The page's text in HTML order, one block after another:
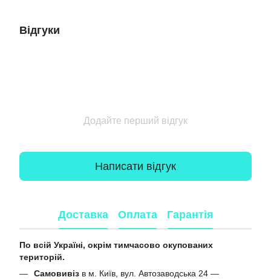
Відгуки
Додайте перший відгук
Написати відгук
Доставка Оплата Гарантія
По всій Україні, окрім тимчасово окупованих
територій.
Самовивіз в м. Київ, вул. Автозаводська 24 —